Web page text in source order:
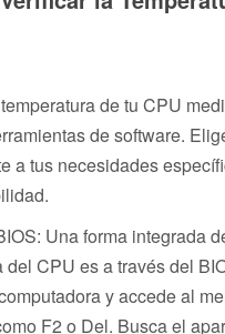
de tu CPU
de software.
a tus necesidades
Una forma integrada
del CPU es a través del
y accede al
F2 o Del. Busca el